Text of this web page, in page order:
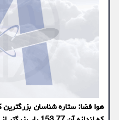
هوا فضا: ستاره شناسان